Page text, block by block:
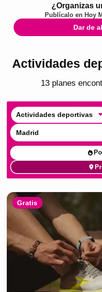
¿Organizas
Publícalo en Hoy
Dar de
Actividades
13planes
Actividades deportivas
Madrid
Gratis